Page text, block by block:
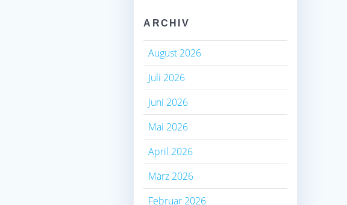
ARCHIV
August 2026
Juli 2026
Juni 2026
Mai 2026
April 2026
März 2026
Februar 2026